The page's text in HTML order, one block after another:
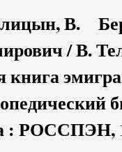
В.
/ В.
книга
: РОССПЭН,